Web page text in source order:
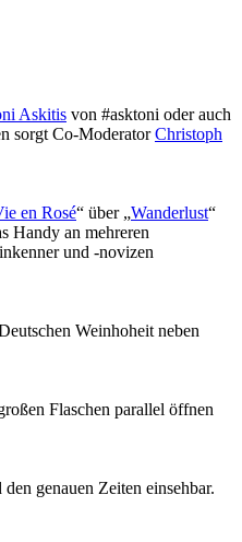
Askitis von #asktoni oder auch
sorgt Co-ModeratorChristoph
en Rosé“ über „Wanderlust“
Handy an mehreren
und -novizen
Weinhoheit neben
Flaschen parallel öffnen
genauen Zeiten einsehbar.